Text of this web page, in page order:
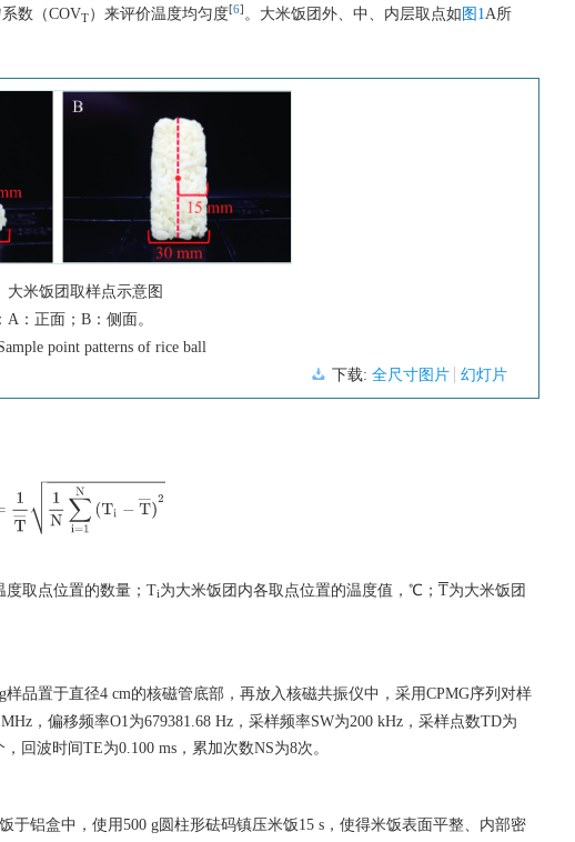
数（COVT）来评价温度均匀度[6] 。大米饭团外、中、内层取点如 图1A所
大米饭团取样点示意图
A：正面；B：侧面。
point patterns of rice ball
下载: 全尺寸图片 幻灯片
N∑i=1N(Ti−T¯)2
度取点位置的数量；Ti为大米饭团内各取点位置的温度值，℃； T为大米饭团
样品置于直径4 cm的核磁管底部，再放入核磁共振仪中，采用CPMG序列对样
，偏移频率O1为679381.68 Hz，采样频率SW为200 kHz，采样点数TD为
回波时间TE为0.100 ms，累加次数NS为8次。
于铝盒中，使用500 g圆柱形砝码镇压米饭15 s，使得米饭表面平整、内部密